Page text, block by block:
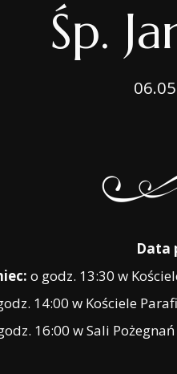
Śp.
Data
o godz. 13:30 w
14:00 w Kościele
16:00 w Sali